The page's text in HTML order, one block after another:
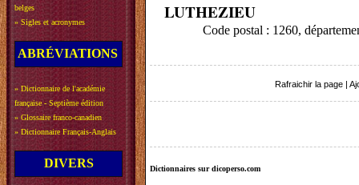
belges
» Sigles et acronymes
ABRÉVIATIONS
» Dictionnaire de l'académie
française - Septième édition
» Glossaire franco-canadien
» Dictionnaire Français-Anglais
DIVERS
LUTHEZIEU
Code postal : 1260,
Rafraichir la page
Dictionnaires sur dicoperso.com